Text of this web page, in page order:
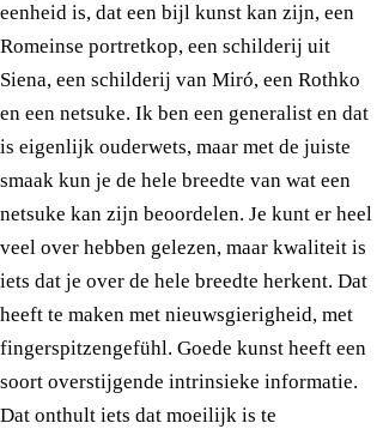
eenheid is, dat een bijl kunst kan zijn, een
Romeinse portretkop, een schilderij uit
Siena, een schilderij van Miró, een Rothko
en een netsuke. Ik ben een generalist en dat
is eigenlijk ouderwets, maar met de juiste
smaak kun je de hele breedte van wat een
netsuke kan zijn beoordelen. Je kunt er heel
veel over hebben gelezen, maar kwaliteit is
iets dat je over de hele breedte herkent. Dat
heeft te maken met nieuwsgierigheid, met
fingerspitzengefühl. Goede kunst heeft een
soort overstijgende intrinsieke informatie.
Dat onthult iets dat moeilijk is te